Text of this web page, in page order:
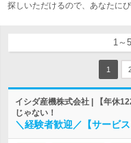
探しいただけるので、あなたに
1～
1
イシダ産機株式会社 | 【年休
じゃない！
＼経験者歓迎／【サービ